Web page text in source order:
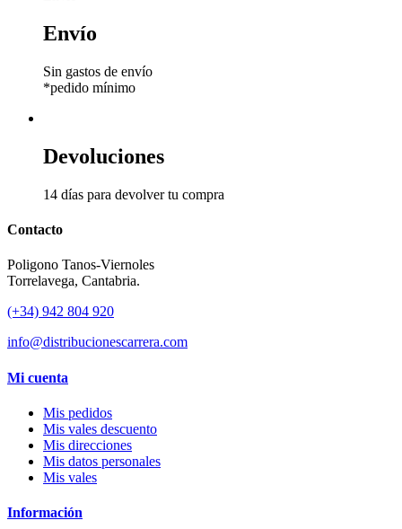
Envío
Sin gastos de envío
*pedido mínimo
Devoluciones
14 días para devolver tu compra
Contacto
Poligono Tanos-Viernoles
Torrelavega, Cantabria.
(+34) 942 804 920
info@distribucionescarrera.com
Mi cuenta
Mis pedidos
Mis vales descuento
Mis direcciones
Mis datos personales
Mis vales
Información